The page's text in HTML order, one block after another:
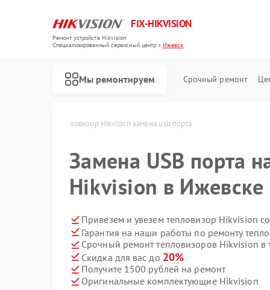
FIX-HIKVISION
Ремонт устройств Hikvision
Специализированный cервисный центр г.Ижевск
Мы ремонтируем Срочный ремонт
Тепловизор Hikvision замена usb порта
Замена USB порта
Hikvision в Ижевске
Привезем и увезем тепловизор Hikvision
Гарантия на наши работы по ремонту
Срочный ремонт тепловизоров Hikvision в
Скидка для вас до 20%
Получите 1500 рублей на ремонт
Оригинальные комплектующие Hikvision